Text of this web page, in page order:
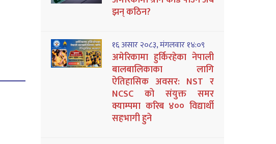
झन् कठिन?
१६ असार २०८३, मंगलवार १४:०९
अमेरिकामा हुर्किरहेका नेपाली
बालबालिकाका लागि
ऐतिहासिक अवसर: NST र
NCSC को संयुक्त समर
क्याम्पमा करिब ४०० विद्यार्थी
सहभागी हुने